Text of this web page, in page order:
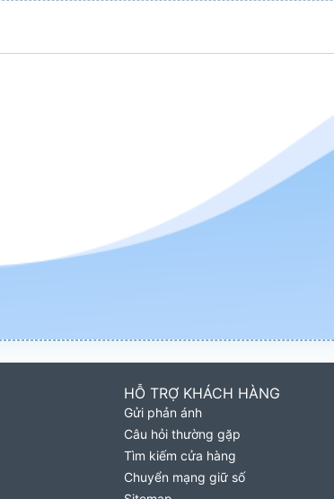
HỖ TRỢ KHÁCH HÀNG
Gửi phản ánh
Câu hỏi thường gặp
Tìm kiếm cửa hàng
Chuyển mạng giữ số